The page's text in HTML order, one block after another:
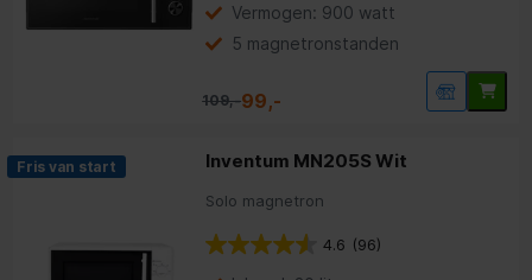
Kookplaten|Magnetrons|
Vermogen: 900 watt
5 magnetronstanden
109,-99,-
Fris van start Inventum MN205S Wit
Solo magnetron
4.6 (96)